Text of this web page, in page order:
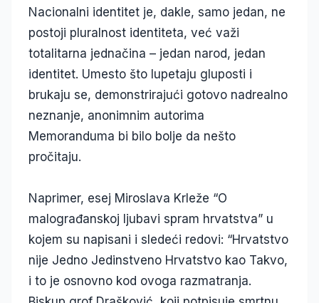
Nacionalni identitet je, dakle, samo jedan, ne
postoji pluralnost identiteta, već važi
totalitarna jednačina – jedan narod, jedan
identitet. Umesto što lupetaju gluposti i
brukaju se, demonstrirajući gotovo nadrealno
neznanje, anonimnim autorima
Memoranduma bi bilo bolje da nešto
pročitaju.
Naprimer, esej Miroslava Krleže “O
malograđanskoj ljubavi spram hrvatstva” u
kojem su napisani i sledeći redovi: “Hrvatstvo
nije Jedno Jedinstveno Hrvatstvo kao Takvo,
i to je osnovno kod ovoga razmatranja.